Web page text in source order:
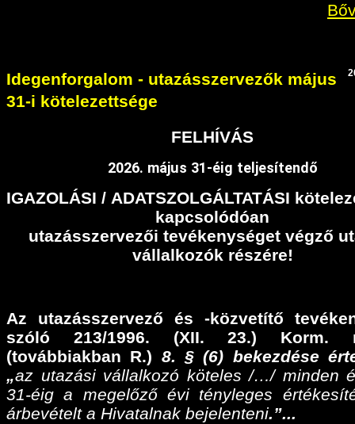
Idegenforgalom - utazásszervezők május
31-i kötelezettsége
FELHÍVÁS
2026. május 31-éig teljesítendő
IGAZOLÁSI / ADATSZOLGÁLTATÁSI
kapcsolódóan
utazásszervezői tevékenységet végző
vállalkozók részére!
Az utazásszervező és -közvetítő
szóló 213/1996. (XII. 23.) Korm.
(továbbiakban R.) 8. § (6) bekezdése
„az utazási vállalkozó köteles /…/ minden
31-éig a megelőző évi tényleges
árbevételt a Hivatalnak bejelenteni.”...